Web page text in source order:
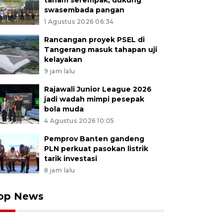
swasembada pangan
1 Agustus 2026 06:34
Rancangan proyek PSEL di
Tangerang masuk tahapan uji
kelayakan
9 jam lalu
Rajawali Junior League 2026
jadi wadah mimpi pesepak
bola muda
4 Agustus 2026 10:05
Pemprov Banten gandeng
PLN perkuat pasokan listrik
tarik investasi
8 jam lalu
News